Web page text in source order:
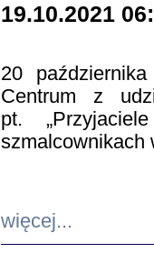
19.10.2021
20
Centrum z
pt.
szmalcownikach
więcej...